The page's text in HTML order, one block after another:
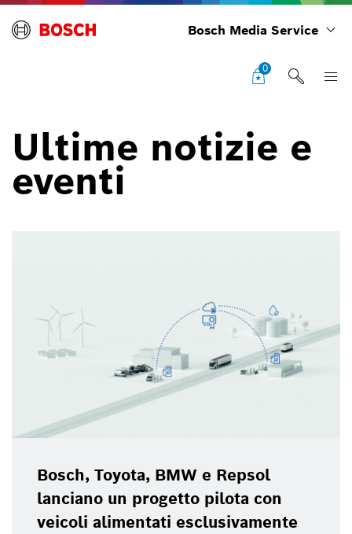
Bosch Media Service
0
Ultime notizie e
eventi
Bosch, Toyota, BMW e Repsol
lanciano un progetto pilota con
veicoli alimentati esclusivamente